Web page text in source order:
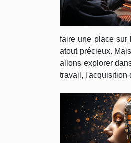
faire une place sur
atout précieux.
allons explorer
travail, l'acquisition